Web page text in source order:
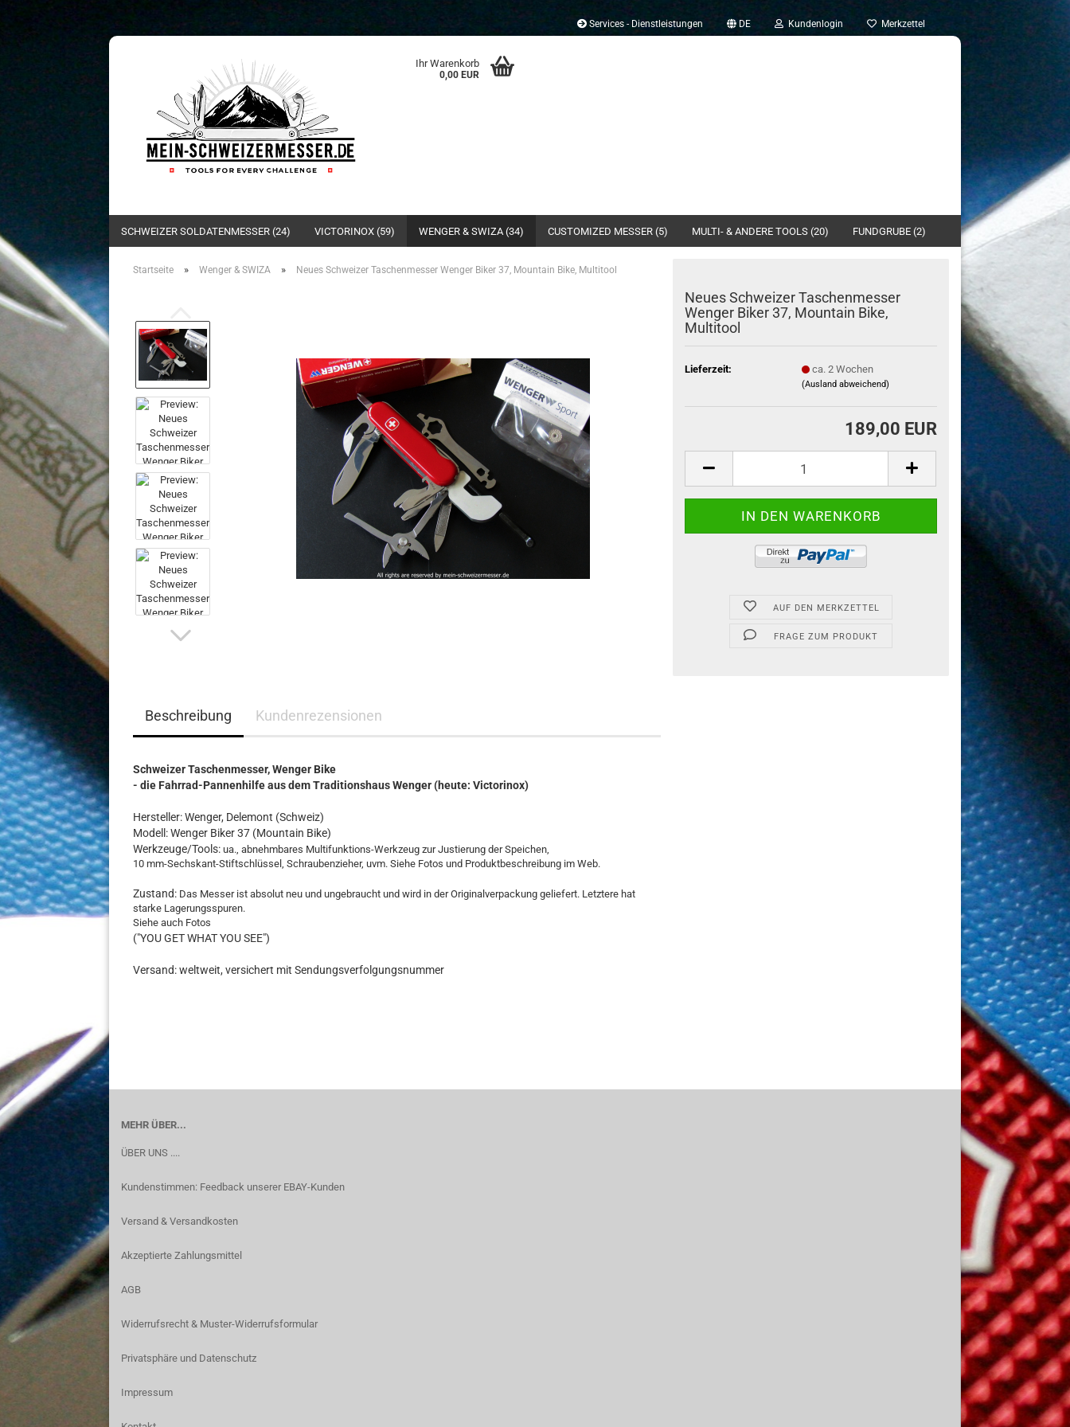
Services - Dienstleistungen DE Kundenlogin Merkzettel
Ihr Warenkorb
0,00 EUR
SCHWEIZER SOLDATENMESSER (24) VICTORINOX (59) WENGER & SWIZA (34) CUSTOMIZED MESSER (5) MULTI- & ANDERE TOOLS (20) FUNDGRUBE (2)
Startseite » Wenger & SWIZA » Neues Schweizer Taschenmesser Wenger Biker 37, Mountain Bike, Multitool
Neues Schweizer Taschenmesser
Wenger Biker 37, Mountain Bike,
Multitool
Lieferzeit: ca. 2 Wochen
(Ausland abweichend)
189,00 EUR
AUF DEN MERKZETTEL
FRAGE ZUM PRODUKT
Beschreibung Kundenrezensionen
Schweizer Taschenmesser, Wenger Bike
- die Fahrrad-Pannenhilfe aus dem Traditionshaus Wenger (heute: Victorinox)
Hersteller: Wenger, Delemont (Schweiz)
Modell: Wenger Biker 37 (Mountain Bike)
Werkzeuge/Tools: ua., abnehmbares Multifunktions-Werkzeug zur Justierung der Speichen,
10 mm-Sechskant-Stiftschlüssel, Schraubenzieher, uvm. Siehe Fotos und Produktbeschreibung im Web.
Zustand: Das Messer ist absolut neu und ungebraucht und wird in der Originalverpackung geliefert. Letztere hat
starke Lagerungsspuren.
Siehe auch Fotos
("YOU GET WHAT YOU SEE")
Versand: weltweit, versichert mit Sendungsverfolgungsnummer
MEHR ÜBER...
ÜBER UNS ....
Kundenstimmen: Feedback unserer EBAY-Kunden
Versand & Versandkosten
Akzeptierte Zahlungsmittel
AGB
Widerrufsrecht & Muster-Widerrufsformular
Privatsphäre und Datenschutz
Impressum